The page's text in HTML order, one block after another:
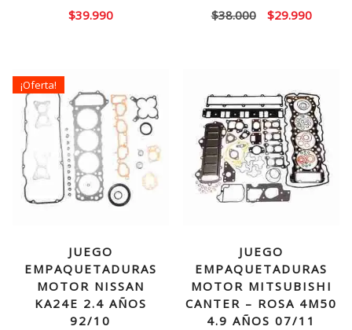
$39.990
$38.000
El
$38.000.
$29.990El
¡Oferta!
JUEGO
EMPAQUETADURAS
MOTOR NISSAN
KA24E 2.4 AÑOS
92/10
JUEGO
EMPAQUETADURAS
MOTOR MITSUBISHI
CANTER – ROSA 4M50
4.9 AÑOS 07/11